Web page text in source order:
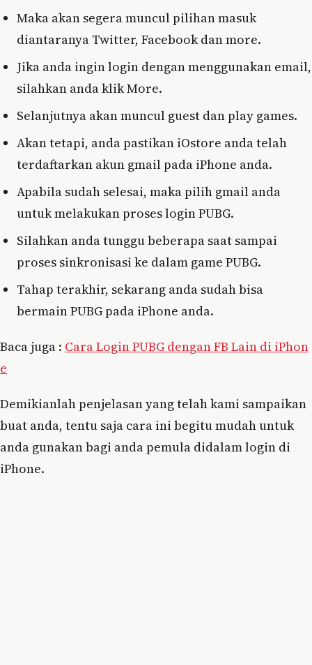
Maka akan segera muncul pilihan masuk
diantaranya Twitter, Facebook dan more.
Jika anda ingin login dengan menggunakan email,
silahkan anda klik More.
Selanjutnya akan muncul guest dan play games.
Akan tetapi, anda pastikan iOstore anda telah
terdaftarkan akun gmail pada iPhone anda.
Apabila sudah selesai, maka pilih gmail anda
untuk melakukan proses login PUBG.
Silahkan anda tunggu beberapa saat sampai
proses sinkronisasi ke dalam game PUBG.
Tahap terakhir, sekarang anda sudah bisa
bermain PUBG pada iPhone anda.
Baca juga : Cara Login PUBG dengan FB Lain di iPhon
e
Demikianlah penjelasan yang telah kami sampaikan
buat anda, tentu saja cara ini begitu mudah untuk
anda gunakan bagi anda pemula didalam login di
iPhone.